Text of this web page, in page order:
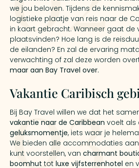
we jou beloven. Tijdens de
logistieke plaatje van reis naar de
in kaart gebracht. Wanneer gaat de
plaatsvinden? Hoe lang is de
de eilanden? En zal de ervaring
verwachting of zal deze worden
maar aan Bay Travel over.
03
Vakantie Caribisch
Bij Bay Travel willen we dat het
vakantie naar de Caribbean voelt als
geluksmomentje, iets waar je
We bieden alle accommodaties
kunt voorstellen, van charmant
boomhut tot luxe vijfsterrenhotel en